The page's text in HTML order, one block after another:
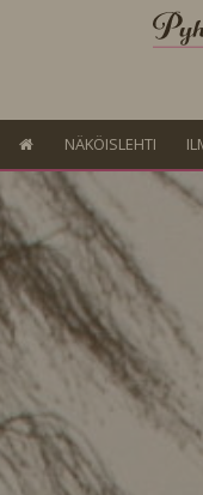
NÄKÖISLEHTI